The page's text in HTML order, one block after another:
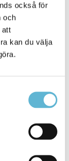
också för
och
att
kan du välja
686